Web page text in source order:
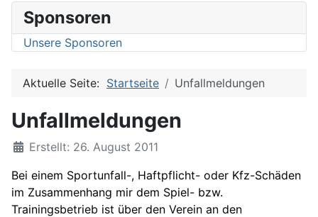
Sponsoren
Unsere Sponsoren
Aktuelle Seite: Startseite Unfallmeldungen
Unfallmeldungen
DetailsErstellt: 26. August 2011
Bei einem Sportunfall-, Haftpflicht- oder Kfz-Schäden
im Zusammenhang mir dem Spiel- bzw.
Trainingsbetrieb ist über den Verein an den